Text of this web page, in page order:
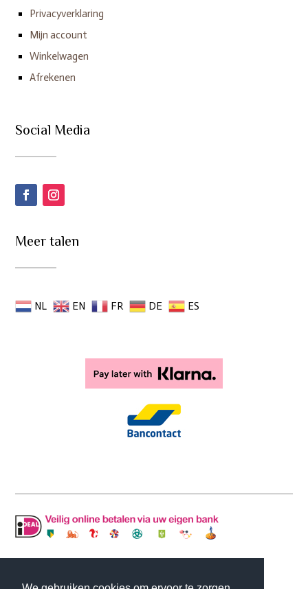
Privacyverklaring
Mijn account
Winkelwagen
Afrekenen
Social Media
Meer talen
NL EN FR DE ES